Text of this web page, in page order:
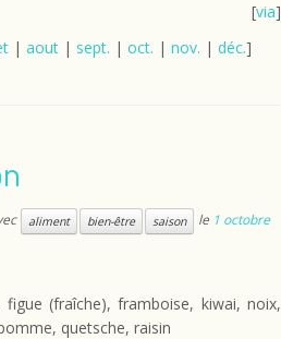
[via]
| aout | sept. | oct. | nov. | déc.]
aliment bien-être saison le 1 octobre
(fraîche), framboise, kiwai, noix,
quetsche, raisin